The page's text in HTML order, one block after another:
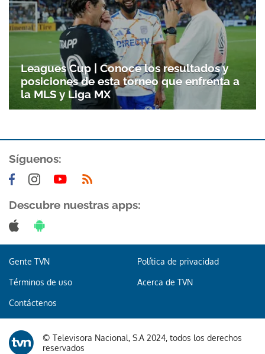
Leagues Cup | Conoce los resultados y
posiciones de esta torneo que enfrenta a
la MLS y Liga MX
Síguenos:
Descubre nuestras apps:
Gente TVN Política de privacidad
Términos de uso Acerca de TVN
Contáctenos
© Televisora Nacional, S.A 2024, todos los derechos
reservados